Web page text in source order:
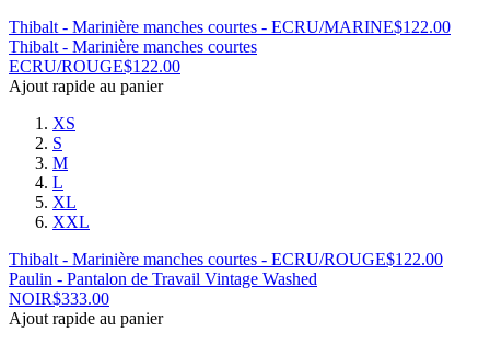
Thibalt - Marinière manches courtes - ECRU/MARINE$122.00
Thibalt - Marinière manches courtes
ECRU/ROUGE$122.00
Ajout rapide au panier
XS
S
M
L
XL
XXL
Thibalt - Marinière manches courtes - ECRU/ROUGE$122.00
Paulin - Pantalon de Travail Vintage Washed
NOIR$333.00
Ajout rapide au panier